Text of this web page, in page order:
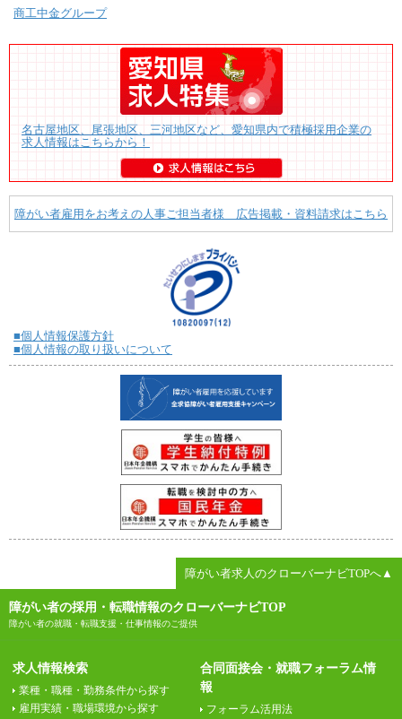
商工中金グループ
名古屋地区、尾張地区、三河地区など、愛知県内で積極採用企業の
求人情報はこちらから！
障がい者雇用をお考えの人事ご担当者様 広告掲載・資料請求はこちら
■個人情報保護方針
■個人情報の取り扱いについて
障がい者求人のクローバーナビTOPへ▲
障がい者の採用・転職情報のクローバーナビTOP
障がい者の就職・転職支援・仕事情報のご提供
求人情報検索
業種・職種・勤務条件から探す
雇用実績・職場環境から探す
合同面接会・就職フォーラム情
報
フォーラム活用法